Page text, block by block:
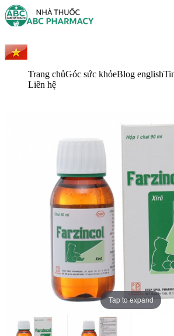
Trang chủGóc sức khỏeBlog english
Liên hệ
Tap to expand